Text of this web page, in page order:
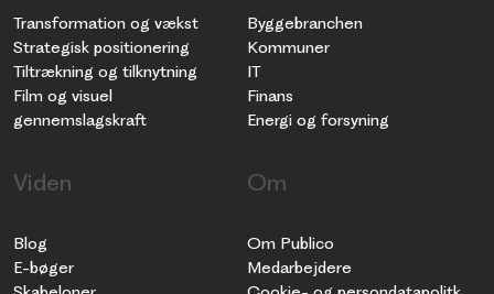
Transformation og vækst
Strategisk positionering
Tiltrækning og tilknytning
Film og visuel
gennemslagskraft
Byggebranchen
Kommuner
IT
Finans
Energi og forsyning
Viden
Blog
E-bøger
Om
Om Publico
Medarbejdere